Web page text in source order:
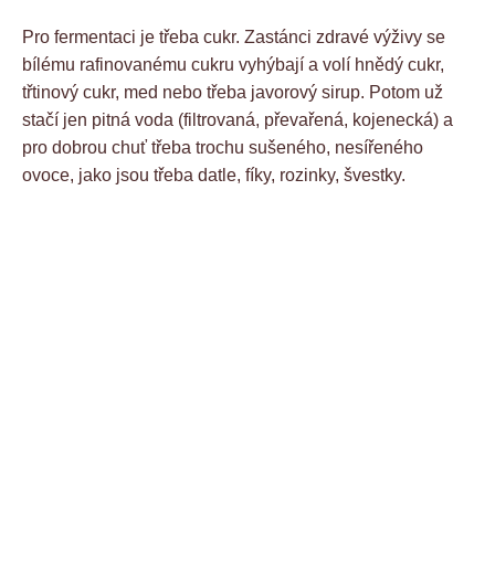
Pro fermentaci je třeba cukr. Zastánci zdravé výživy se
bílému rafinovanému cukru vyhýbají a volí hnědý cukr,
třtinový cukr, med nebo třeba javorový sirup. Potom už
stačí jen pitná voda (filtrovaná, převařená, kojenecká) a
pro dobrou chuť třeba trochu sušeného, nesířeného
ovoce, jako jsou třeba datle, fíky, rozinky, švestky.